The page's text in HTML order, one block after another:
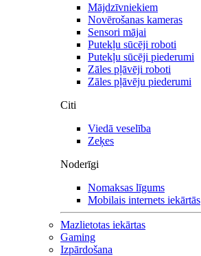
Mājdzīvniekiem
Novērošanas kameras
Sensori mājai
Putekļu sūcēji roboti
Putekļu sūcēji piederumi
Zāles pļāvēji roboti
Zāles pļāvēju piederumi
Citi
Viedā veselība
Zeķes
Noderīgi
Nomaksas līgums
Mobilais internets iekārtās
Mazlietotas iekārtas
Gaming
Izpārdošana